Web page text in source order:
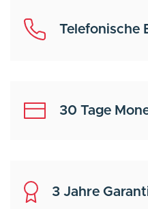
Telefonische
30 Tage
3 Jahre